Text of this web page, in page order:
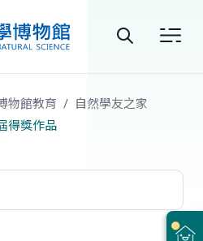
站
物館教育
自然學友之家
得獎作品